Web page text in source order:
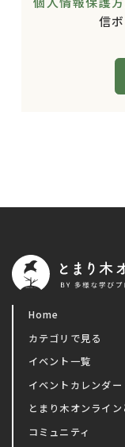
信
Home
カテゴリで見る
イベント一覧
イベントカレンダー
とまり木オンライン
コミュニティ